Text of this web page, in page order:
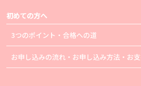
初めての方へ
3つのポイント・合格への道
お申し込みの流れ・お申し込み方法・お